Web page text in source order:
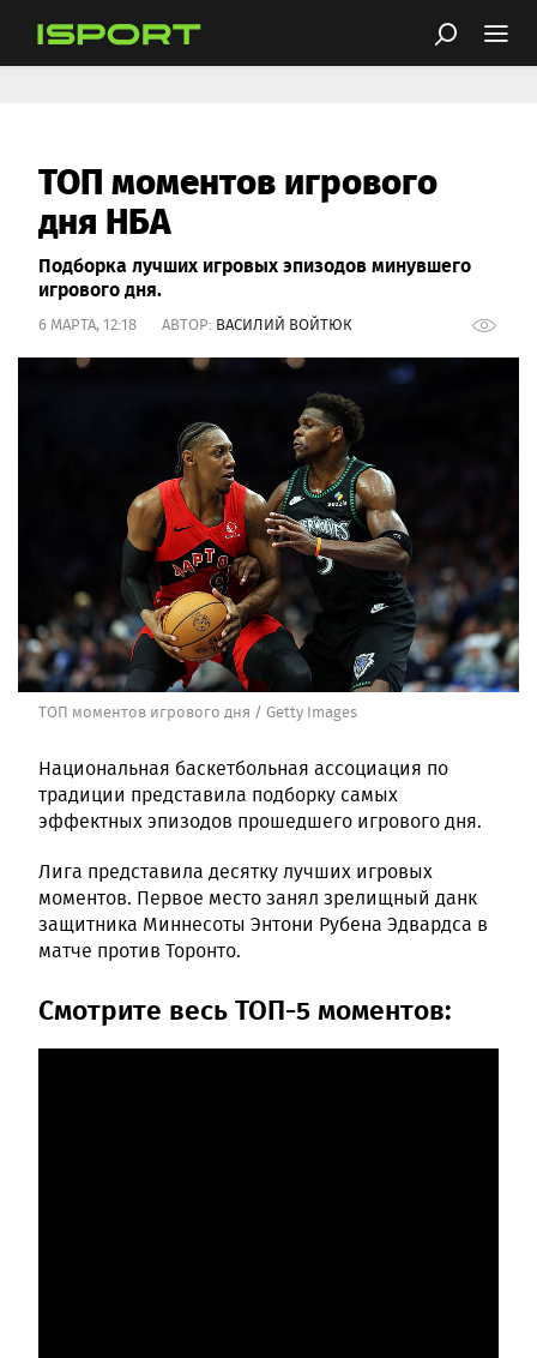
ТОП моментов игрового
дня НБА
Подборка лучших игровых эпизодов минувшего
игрового дня.
6 МАРТА, 12:18 АВТОР: ВАСИЛИЙ ВОЙТЮК
ТОП моментов игрового дня / Getty Images
Национальная баскетбольная ассоциация по
традиции представила подборку самых
эффектных эпизодов прошедшего игрового дня.
Лига представила десятку лучших игровых
моментов. Первое место занял зрелищный данк
защитника Миннесоты Энтони Рубена Эдвардса в
матче против Торонто.
Смотрите весь ТОП-5 моментов: